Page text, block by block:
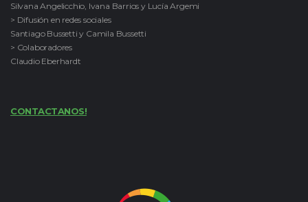
Silvana Angelicchio, Ivana Barrios y Lucía Argemi
> Difusión en redes sociales
Santiago Bussetti y Camila Bussetti
> Colaboradores
Claudio Eberhardt
CONTACTANOS!